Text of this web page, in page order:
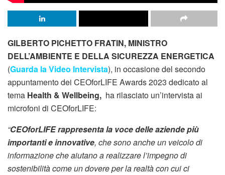
GILBERTO PICHETTO FRATIN, MINISTRO
DELL’AMBIENTE E DELLA SICUREZZA ENERGETICA
(Guarda la Video Intervista), in occasione del secondo
appuntamento dei CEOforLIFE Awards 2023 dedicato al
tema Health & Wellbeing, ha rilasciato un’intervista ai
microfoni di CEOforLIFE:
“CEOforLIFE rappresenta la voce delle aziende più
importanti e innovative, che sono anche un veicolo di
informazione che aiutano a realizzare l’impegno di
sostenibilità come un dovere per la realtà con cui ci